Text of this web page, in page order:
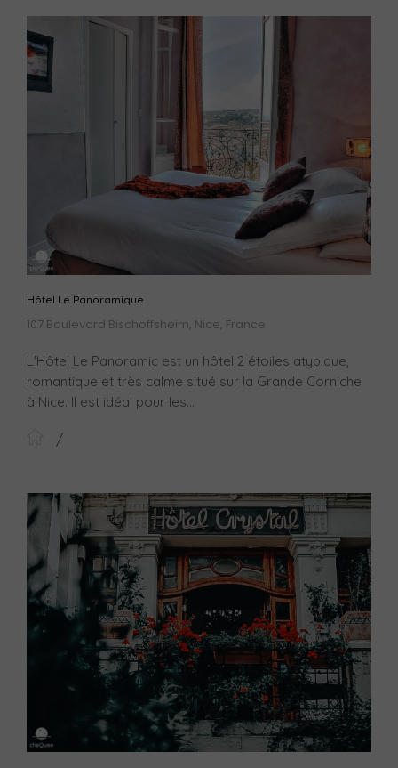
Hôtel Le Panoramique
107 Boulevard Bischoffsheim, Nice, France
L'Hôtel Le Panoramic est un hôtel 2 étoiles atypique,
romantique et très calme situé sur la Grande Corniche
à Nice. Il est idéal pour les...